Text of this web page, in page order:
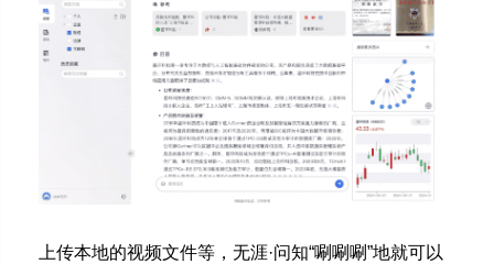
上传本地的视频文件等，无涯·问知“唰唰唰”地就可以